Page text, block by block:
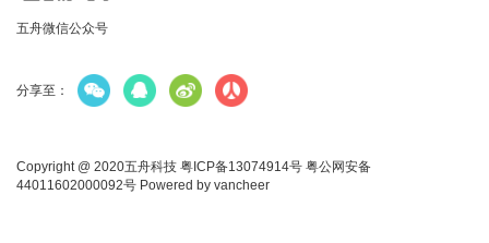
五舟微信公众号
分享至：
Copyright @ 2020五舟科技 粤ICP备13074914号 粤公网安备
44011602000092号 Powered by vancheer